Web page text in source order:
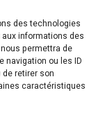
des technologies
informations des
permettra de
navigation ou les ID
retirer son
caractéristiques